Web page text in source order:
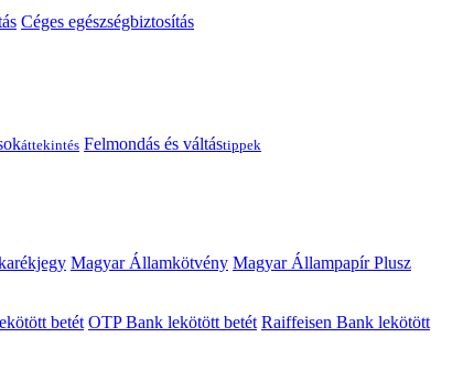
Céges egészségbiztosítás
áttekintés Felmondás és váltástippek
Magyar Államkötvény Magyar Állampapír Plusz
betét OTP Bank lekötött betét Raiffeisen Bank lekötött